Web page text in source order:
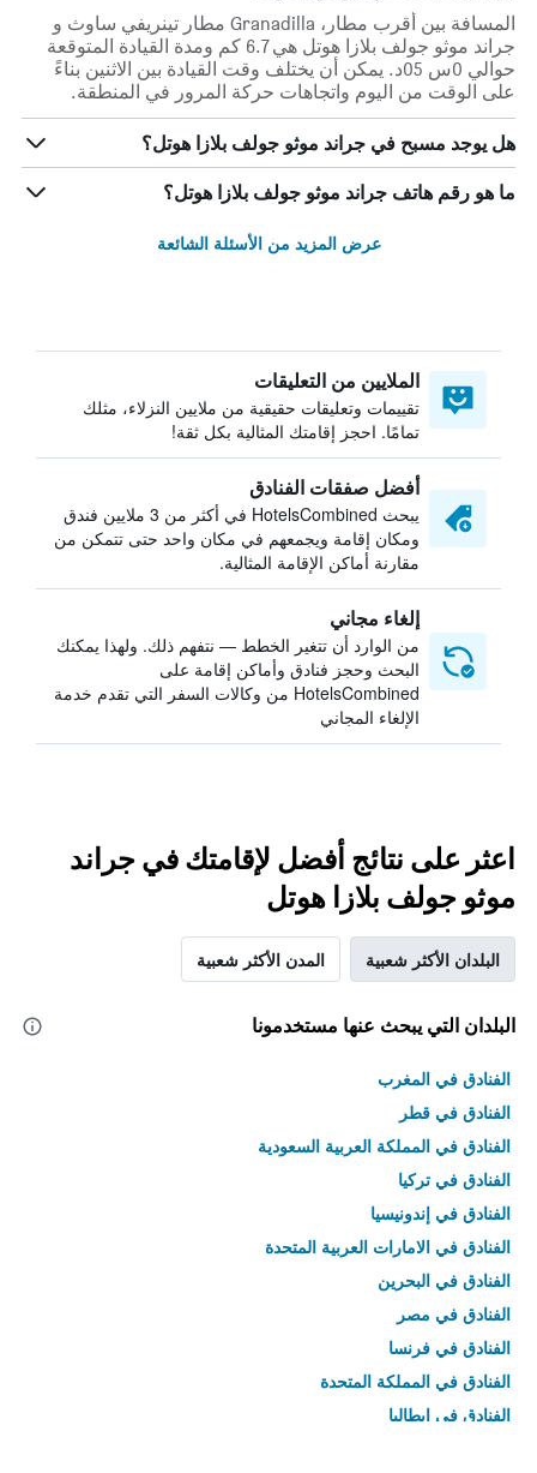
المسافة بين أقرب مطار، Granadilla مطار تينريفي ساوث و
جراند موثو جولف بلازا هوتل هي 6.7 كم ومدة القيادة المتوقعة
حوالي 0س 05د. يمكن أن يختلف وقت القيادة بين الاثنين بناءً
على الوقت من اليوم واتجاهات حركة المرور في المنطقة.
هل يوجد مسبح في جراند موثو جولف بلازا هوتل؟
ما هو رقم هاتف جراند موثو جولف بلازا هوتل؟
عرض المزيد من الأسئلة الشائعة
الملايين من التعليقات
تقييمات وتعليقات حقيقية من ملايين النزلاء، مثلك
تمامًا. احجز إقامتك المثالية بكل ثقة!
أفضل صفقات الفنادق
يبحث HotelsCombined في أكثر من 3 ملايين فندق
ومكان إقامة ويجمعهم في مكان واحد حتى تتمكن من
مقارنة أماكن الإقامة المثالية.
إلغاء مجاني
من الوارد أن تتغير الخطط — نتفهم ذلك. ولهذا يمكنك
البحث وحجز فنادق وأماكن إقامة على
HotelsCombined من وكالات السفر التي تقدم خدمة
الإلغاء المجاني
اعثر على نتائج أفضل لإقامتك في جراند
موثو جولف بلازا هوتل
البلدان الأكثر شعبية المدن الأكثر شعبية
البلدان التي يبحث عنها مستخدمونا
الفنادق في المغرب
الفنادق في قطر
الفنادق في المملكة العربية السعودية
الفنادق في تركيا
الفنادق في إندونيسيا
الفنادق في الامارات العربية المتحدة
الفنادق في البحرين
الفنادق في مصر
الفنادق في فرنسا
الفنادق في المملكة المتحدة
الفنادق في إيطاليا